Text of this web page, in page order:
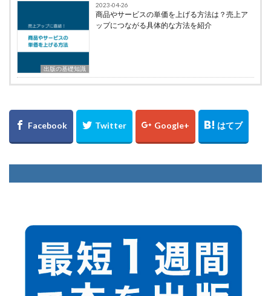
出版の基礎知識
2023-04-26
商品やサービスの単価を上げる方法は？売上ア
ップにつながる具体的な方法を紹介